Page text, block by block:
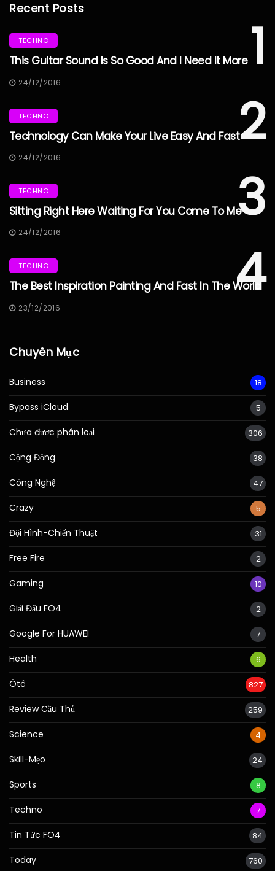
Recent Posts
1
TECHNO
This Guitar Sound Is So Good And I Need It More
24/12/2016
2
TECHNO
Technology Can Make Your Live Easy And Fast
24/12/2016
3
TECHNO
Sitting Right Here Waiting For You Come To Me
24/12/2016
4
TECHNO
The Best Inspiration Painting And Fast In The World
23/12/2016
Chuyên Mục
Business 18
Bypass iCloud 5
Chưa được phân loại 306
Cộng Đồng 38
Công Nghệ 47
Crazy 5
Đội Hình-Chiến Thuật 31
Free Fire 2
Gaming 10
Giải Đấu FO4 2
Google For HUAWEI 7
Health 6
Ôtô 827
Review Cầu Thủ 259
Science 4
Skill-Mẹo 24
Sports 8
Techno 7
Tin Tức FO4 84
Today 760